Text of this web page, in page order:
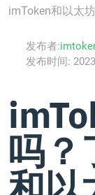
imToken和以太坊
发布者:
发布时间:
吗？